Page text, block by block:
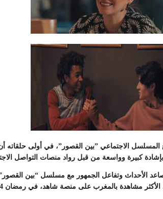
المسلسل الاجتماعي ”بين القصور”، في أولى حلقاته
كبيرة وواسعة من قبل رواد منصات التواصل
الأحداث وتفاعل الجمهور مع مسلسل “بين القصور”،
الأكثر مشاهدة بالمغرب على منصة شاهد، في رمضان 2024